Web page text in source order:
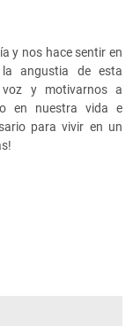
y nos hace sentir en
angustia de esta
y motivarnos a
en nuestra vida e
para vivir en un